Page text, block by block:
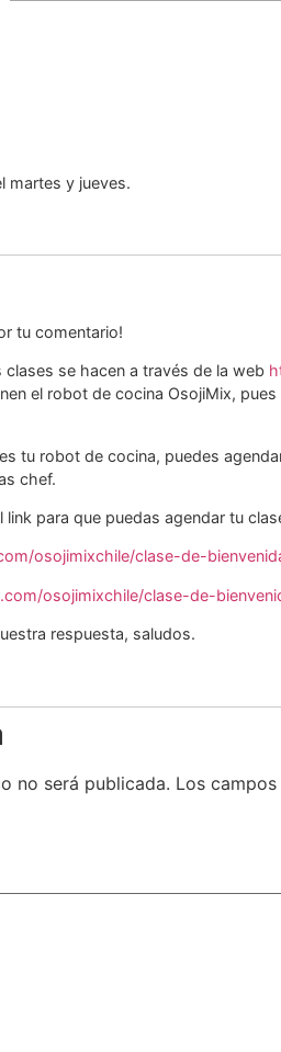
martes y jueves.
tu comentario!
se hacen a través de la web
el robot de cocina OsojiMix,
tu robot de cocina, puedes
chef.
link para que puedas agendar tu
osojimixchile/clase-de-
osojimixchile/clase-de-
respuesta, saludos.
no será publicada. Los